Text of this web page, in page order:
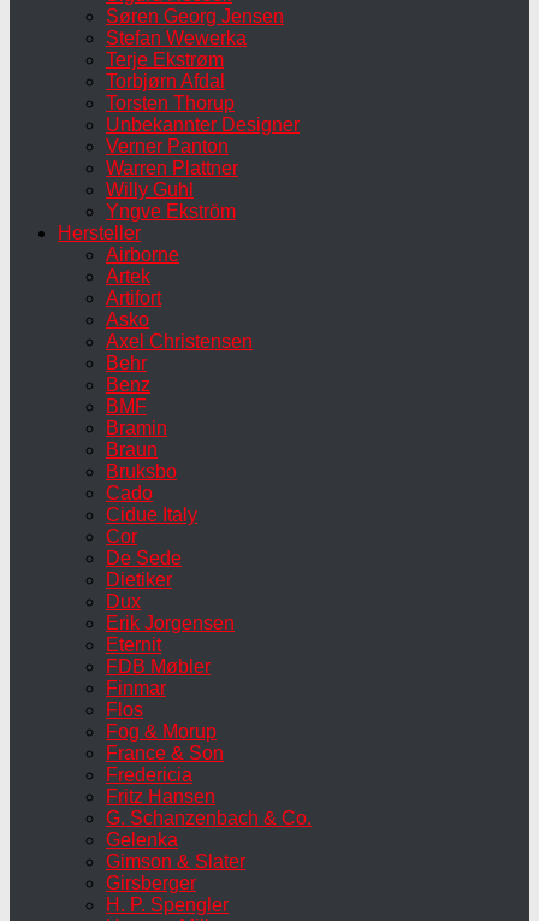
Søren Georg Jensen
Stefan Wewerka
Terje Ekstrøm
Torbjørn Afdal
Torsten Thorup
Unbekannter Designer
Verner Panton
Warren Plattner
Willy Guhl
Yngve Ekström
Hersteller
Airborne
Artek
Artifort
Asko
Axel Christensen
Behr
Benz
BMF
Bramin
Braun
Bruksbo
Cado
Cidue Italy
Cor
De Sede
Dietiker
Dux
Erik Jorgensen
Eternit
FDB Møbler
Finmar
Flos
Fog & Morup
France & Son
Fredericia
Fritz Hansen
G. Schanzenbach & Co.
Gelenka
Gimson & Slater
Girsberger
H. P. Spengler